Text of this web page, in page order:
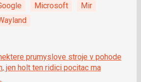
Microsoft
Mir
prumyslove stroje v pohode
jen holt ten ridici pocitac ma